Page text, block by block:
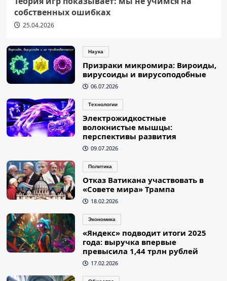
собственных ошибках
25.04.2026
Наука
Призраки микромира: Вироиды,
вирусоиды и вирусоподобные
06.07.2026
Технологии
Электрожидкостные
волокнистые мышцы:
перспективы развития
09.07.2026
Политика
Отказ Ватикана участвовать в
«Совете мира» Трампа
18.02.2026
Экономика
«Яндекс» подводит итоги 2025
года: выручка впервые
превысила 1,44 трлн рублей
17.02.2026